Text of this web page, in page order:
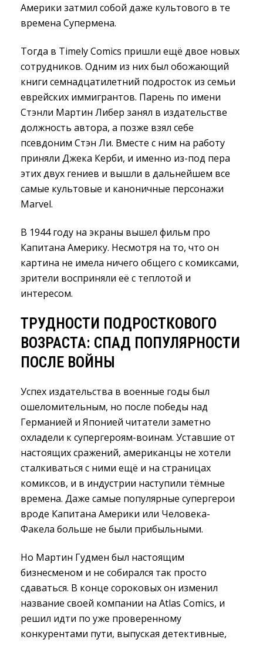
Америки затмил собой даже культового в те
времена Супермена.
Тогда в Timely Comics пришли ещё двое новых
сотрудников. Одним из них был обожающий
книги семнадцатилетний подросток из семьи
еврейских иммигрантов. Парень по имени
Стэнли Мартин Либер занял в издательстве
должность автора, а позже взял себе
псевдоним Стэн Ли. Вместе с ним на работу
приняли Джека Керби, и именно из-под пера
этих двух гениев и вышли в дальнейшем все
самые культовые и каноничные персонажи
Marvel.
В 1944 году на экраны вышел фильм про
Капитана Америку. Несмотря на то, что он
картина не имела ничего общего с комиксами,
зрители восприняли её с теплотой и
интересом.
ТРУДНОСТИ ПОДРОСТКОВОГО
ВОЗРАСТА: СПАД ПОПУЛЯРНОСТИ
ПОСЛЕ ВОЙНЫ
Успех издательства в военные годы был
ошеломительным, но после победы над
Германией и Японией читатели заметно
охладели к супергероям-воинам. Уставшие от
настоящих сражений, американцы не хотели
сталкиваться с ними ещё и на страницах
комиксов, и в индустрии наступили тёмные
времена. Даже самые популярные супергерои
вроде Капитана Америки или Человека-
Факела больше не были прибыльными.
Но Мартин Гудмен был настоящим
бизнесменом и не собирался так просто
сдаваться. В конце сороковых он изменил
название своей компании на Atlas Comics, и
решил идти по уже проверенному
конкурентами пути, выпуская детективные,